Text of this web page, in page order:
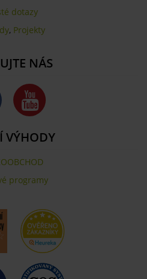
dotazy
, Projekty
NÁS
VÝHODY
programy